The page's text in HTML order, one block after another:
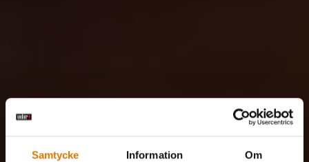
Samtycke Information Om